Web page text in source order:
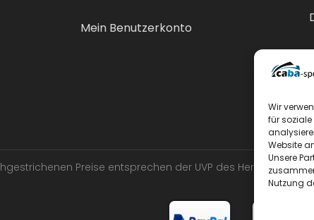
Wir
für
Website
Unsere
Nutzung
Mein Benutzerkonto
Preise entsprechen der UVP des Herstellers.